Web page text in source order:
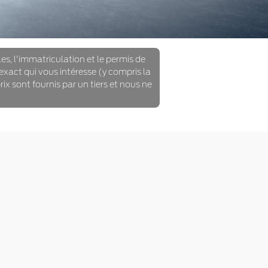
l'immatriculation et le permis de
qui vous intéresse (y compris la
sont fournis par un tiers et nous ne